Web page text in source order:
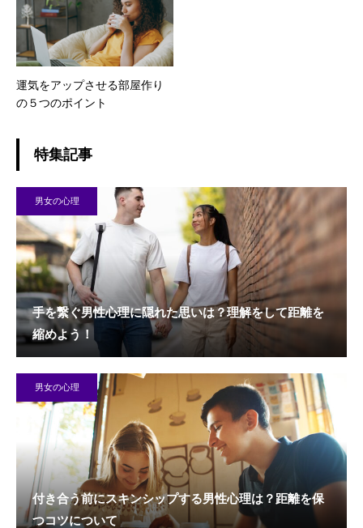
運気をアップさせる部屋作り
の５つのポイント
特集記事
男女の心理
手を繋ぐ男性心理に隠れた思いは？理解をして距離を
縮めよう！
男女の心理
付き合う前にスキンシップする男性心理は？距離を保
つコツについて